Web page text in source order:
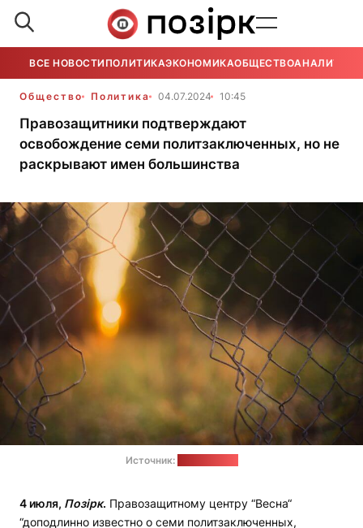
ВСЕ НОВОСТИ ПОЛИТИКАЭКОНОМИКАОБЩЕСТВОАНАЛИТИКА
Общество Политика 04.07.2024 10:45
Правозащитники подтверждают
освобождение семи политзаключенных, но не
раскрывают имен большинства
Источник:
4 июля, Позірк. Правозащитному центру “Весна“
“доподлинно известно о семи политзаключенных,